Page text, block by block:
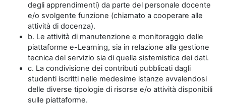
degli apprendimenti) da parte del personale docente
e/o svolgente funzione (chiamato a cooperare alle
attività di docenza).
b. Le attività di manutenzione e monitoraggio delle
piattaforme e-Learning, sia in relazione alla gestione
tecnica del servizio sia di quella sistemistica dei dati.
c. La condivisione dei contributi pubblicati dagli
studenti iscritti nelle medesime istanze avvalendosi
delle diverse tipologie di risorse e/o attività disponibili
sulle piattaforme.